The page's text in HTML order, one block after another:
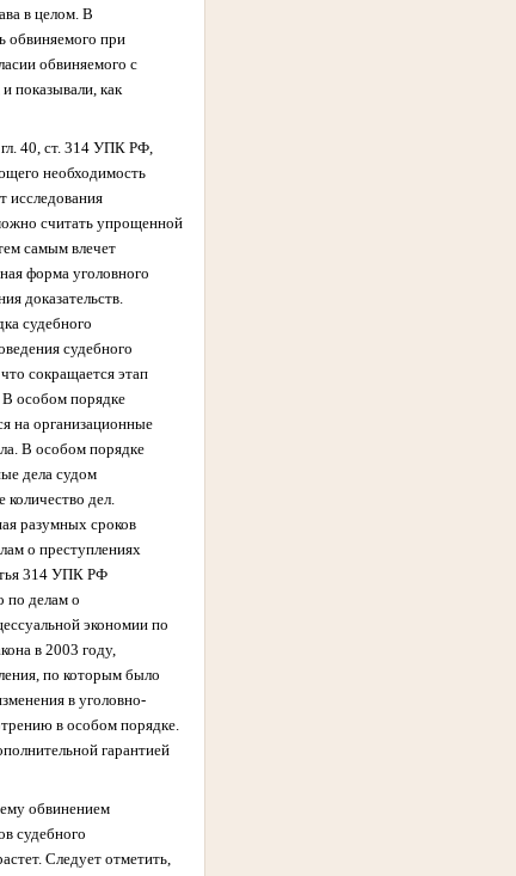
в целом. В
обвиняемого при
обвиняемого с
показывали, как
40, ст. 314 УПК РФ,
необходимость
исследования
считать упрощенной
самым влечет
форма уголовного
доказательств.
судебного
судебного
сокращается этап
В особом порядке
на организационные
В особом порядке
дела судом
дел.
разумных сроков
о преступлениях
314 УПК РФ
по делам о
экономии по
в 2003 году,
по которым было
в уголовно-
в особом порядке.
гарантией
обвинением
судебного
Следует отметить,